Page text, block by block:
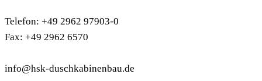
Telefon: +49 2962 97903-0
Fax: +49 2962 6570
info@hsk-duschkabinenbau.de